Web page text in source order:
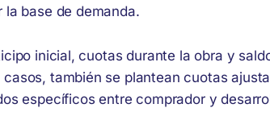
la base de demanda.
inicial, cuotas durante la obra y
también se plantean cuotas
específicos entre comprador y